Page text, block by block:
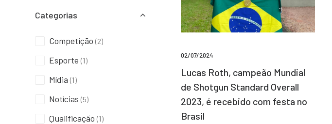
Categorias
Competição (2)
Esporte (1)
Mídia (1)
Notícias (5)
Qualificação (1)
02/07/2024
Lucas Roth, campeão Mundial
de Shotgun Standard Overall
2023, é recebido com festa no
Brasil